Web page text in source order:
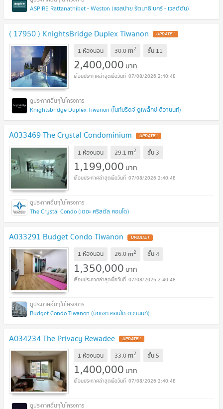
ASPIRE Rattanathibet - Weston (แอสปาย รัตนาธิเบศร์ - เวสต์ตัน)
( 17950 ) KnightsBridge Duplex Tiwanon UPDATE !
1 ห้องนอน 30.0 m2 ชั้น 11
2,400,000 บาท
07/08/2026 2:40:48
Knightsbridge Duplex Tiwanon (ไนท์บริดจ์ ดูเพล็กซ์ ติวานนท์)
A033469 The Crystal Condominium UPDATE !
1 ห้องนอน 29.1 m2 ชั้น 3
1,199,000 บาท
07/08/2026 2:40:48
The Crystal Condo (เดอะ คริสตัล คอนโด)
A033291 Budget Condo Tiwanon UPDATE !
1 ห้องนอน 26.0 m2 ชั้น4
1,350,000 บาท
07/08/2026 2:40:48
Budget Condo Tiwanon (บัทเจท คอนโด ติวานนท์)
A034234 The Privacy Rewadee UPDATE !
1 ห้องนอน 33.0 m2 ชั้น 5
1,400,000 บาท
07/08/2026 2:40:48